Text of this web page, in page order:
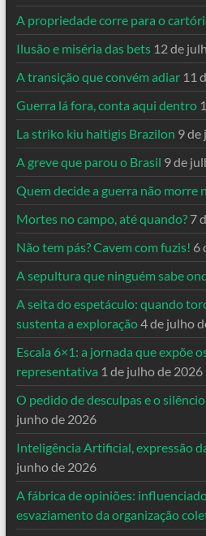
A propriedade corre para o
Ilusão e miséria das bets 12 de
A transição que convém adiar 11
Guerra lá fora, conta aqui dentro
La striko kiu haltigis Brazilon 9 de
A greve que parou o Brasil 9 de
Quem decide a guerra não morre
Mortes no campo, até quando? 7
Não tem pás? Cavem com fuzis! 6
A sepultura que ninguém sabe
A seita do espetáculo: quando
sustenta a exploração4 de julho
Escala 6×1: a jornada que expõe
representativa 1 de julho de 2026
O pedido de desculpas e o
junho de 2026
Inteligência Artificial, expressão
junho de 2026
A fábrica de opiniões:
esvaziamento da organização